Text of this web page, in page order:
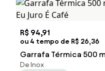
R$ 94,91
ou 4 tempo de R$ 26,36
Garrafa Térmica 500
Eu Juro É Café
De Inox